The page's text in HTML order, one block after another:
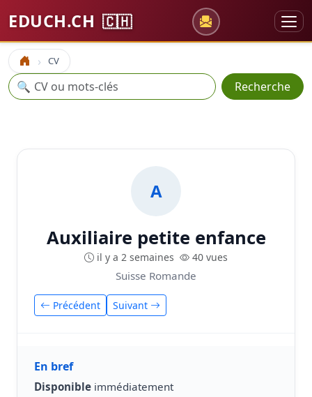
EDUCH.CH 🇨🇭
Accueil CV
Recherche
🔍 Recherche
A
Auxiliaire petite enfance
il y a 2 semaines 40 vues
Suisse Romande
Précédent Suivant
En bref
Disponible immédiatement